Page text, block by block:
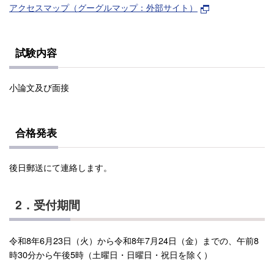
アクセスマップ（グーグルマップ：外部サイト）
試験内容
小論文及び面接
合格発表
後日郵送にて連絡します。
2．受付期間
令和8年6月23日（火）から令和8年7月24日（金）までの、午前8
時30分から午後5時（土曜日・日曜日・祝日を除く）